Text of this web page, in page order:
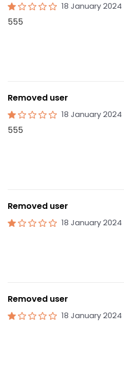
18 January 2024
555
Removed user
18 January 2024
555
Removed user
18 January 2024
Removed user
18 January 2024